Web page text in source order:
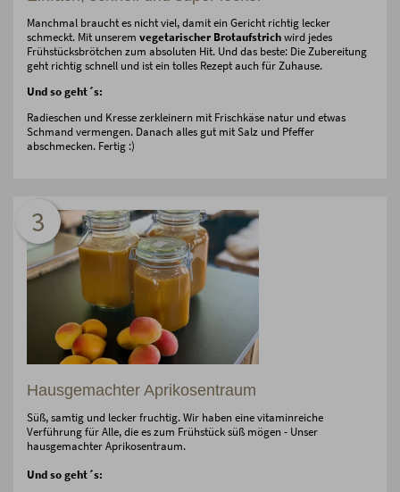
Manchmal braucht es nicht viel, damit ein Gericht richtig lecker
schmeckt. Mit unserem vegetarischer Brotaufstrichwird jedes
Frühstücksbrötchen zum absoluten Hit. Und das beste: Die Zubereitung
geht richtig schnell und ist ein tolles Rezept auch für Zuhause.
Und so geht´s:
Radieschen und Kresse zerkleinern mit Frischkäse natur und etwas
Schmand vermengen. Danach alles gut mit Salz und Pfeffer
abschmecken. Fertig :)
3
Hausgemachter Aprikosentraum
Süß, samtig und lecker fruchtig. Wir haben eine vitaminreiche
Verführung für Alle, die es zum Frühstück süß mögen - Unser
hausgemachter Aprikosentraum.
Und so geht´s: